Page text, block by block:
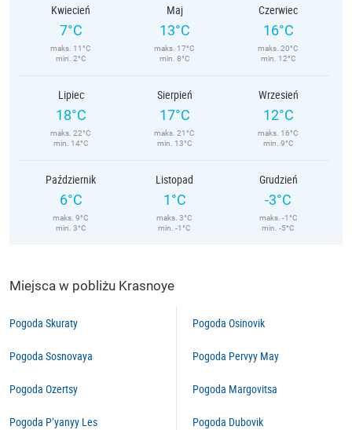
Kwiecień
7°C
maks. 11°C
min. 2°C
Maj
13°C
maks. 17°C
min. 8°C
Czerwiec
16°C
maks. 20°C
min. 12°C
Lipiec
18°C
maks. 22°C
min. 14°C
Sierpień
17°C
maks. 21°C
min. 13°C
Wrzesień
12°C
maks. 16°C
min. 9°C
Październik
6°C
maks. 9°C
min. 3°C
Listopad
1°C
maks. 3°C
min. -1°C
Grudzień
-3°C
maks. -1°C
min. -5°C
Miejsca w pobliżu Krasnoye
Pogoda Skuraty
Pogoda Sosnovaya
Pogoda Ozertsy
Pogoda P’yanyy Les
Pogoda Osinovik
Pogoda Pervyy May
Pogoda Margovitsa
Pogoda Dubovik